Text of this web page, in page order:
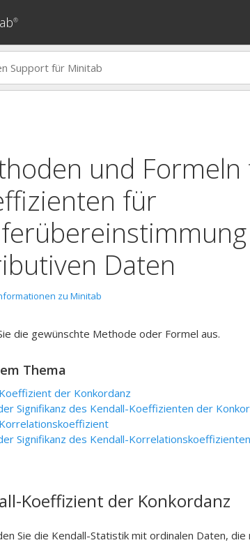
®
und Formeln
für
Daten
zu Minitab
die gewünschte Methode oder Formel aus.
Thema
der Konkordanz
Signifikanz des Kendall-Koeffizienten der
Signifikanz des Kendall-Korrelationskoeffizienten
Koeffizient der Konkordanz
Sie die Kendall-Statistik mit ordinalen Daten,